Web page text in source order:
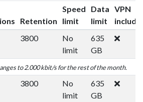
Retention
Speed
limit
Data
limit
VPN
3800
No
limit
635
GB
to 2.000 kbit/s for the rest of the month.
3800
No
limit
635
GB